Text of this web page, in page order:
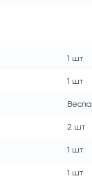
1 шт
1 шт
Весла
2 шт
1 шт
1 шт